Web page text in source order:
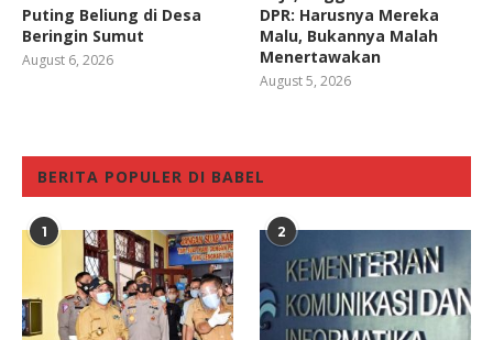
Puting Beliung di Desa
Beringin Sumut
August 6, 2026
DPR: Harusnya Mereka
Malu, Bukannya Malah
Menertawakan
August 5, 2026
BERITA POPULER DI BABEL
1 2